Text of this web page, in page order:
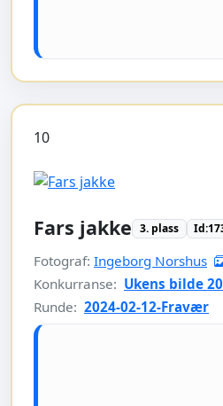
10
Fars jakke 3. plass
Fotograf: Ingeborg Norshus
Konkurranse: Ukens bilde
Runde: 2024-02-12-Fravær